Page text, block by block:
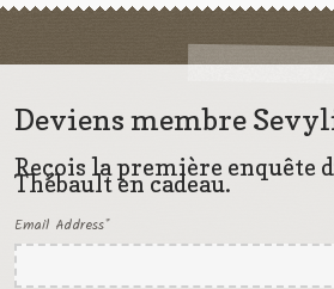
Deviens membre
Reçois la première enquête
Thébault en cadeau.
Email Address*